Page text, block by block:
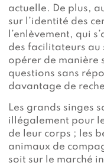
actuelle. De plus,
sur l’identité des
l’enlèvement, qui
des facilitateurs au
opérer de manière
questions sans
davantage de
Les grands singes
illégalement pour
de leur corps ; les
animaux de
soit sur le marché